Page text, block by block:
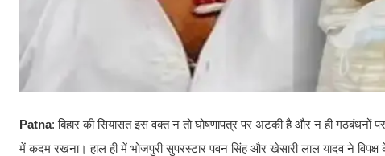
Patna: बिहार की सियासत इस वक्त न तो घोषणापत्र पर अटकी है और न ही गठबंधनों
में कदम रखना। हाल ही में भोजपुरी सुपरस्टार पवन सिंह और खेसारी लाल यादव ने विपक्ष